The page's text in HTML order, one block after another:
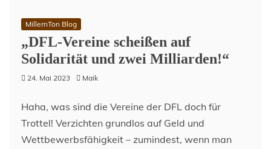
MillernTon Blog
„DFL-Vereine scheißen auf
Solidarität und zwei Milliarden!“
24. Mai 2023 Maik
Haha, was sind die Vereine der DFL doch für
Trottel! Verzichten grundlos auf Geld und
Wettbewerbsfähigkeit – zumindest, wenn man